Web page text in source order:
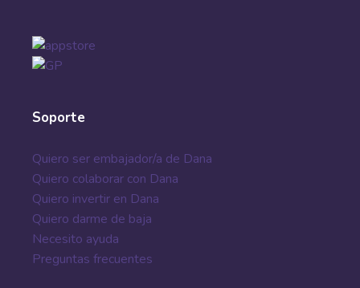
Soporte
Quiero ser embajador/a de Dana
Quiero colaborar con Dana
Quiero invertir en Dana
Quiero darme de baja
Necesito ayuda
Preguntas frecuentes